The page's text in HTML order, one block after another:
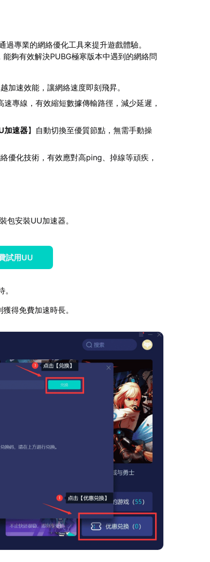
專業的網絡優化工具來提升遊戲體驗。
夠有效解決PUBG極寒版本中遇到的網絡問
加速效能，讓網絡速度即刻飛昇。
速專線，有效縮短數據傳輸路徑，減少延遲，
加速器】自動切換至優質節點，無需手動操
優化技術，有效應對高ping、掉線等頑疾，
包安裝UU加速器。
試用UU
得免費加速時長。